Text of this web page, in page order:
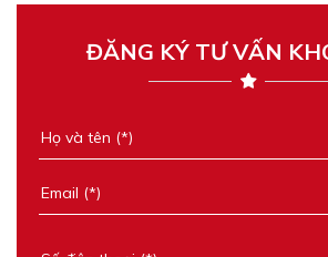
ĐĂNG KÝ TƯ VẤN